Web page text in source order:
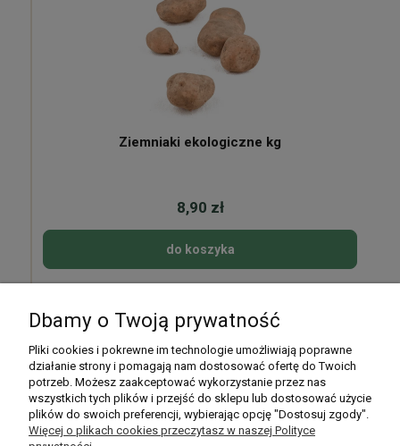
Ziemniaki ekologiczne kg
8,90 zł
do koszyka
Moje konto
Płatności i dostawa
Dbamy o Twoją prywatność
Pliki cookies i pokrewne im technologie umożliwiają poprawne
działanie strony i pomagają nam dostosować ofertę do Twoich
potrzeb. Możesz zaakceptować wykorzystanie przez nas
wszystkich tych plików i przejść do sklepu lub dostosować użycie
plików do swoich preferencji, wybierając opcję "Dostosuj zgody".
Więcej o plikach cookies przeczytasz w naszej Polityce